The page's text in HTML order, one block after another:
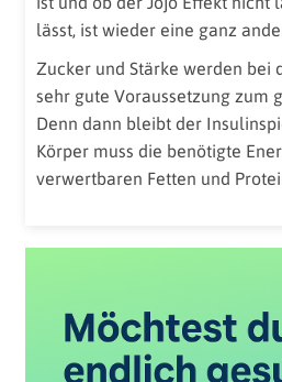
lässt, ist wieder eine ganz
Zucker und Stärke werden bei
sehr gute Voraussetzung zum
Denn dann bleibt der
Körper muss die benötigte
verwertbaren Fetten und